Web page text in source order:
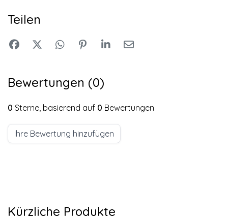
Teilen
Bewertungen (0)
0 Sterne, basierend auf 0 Bewertungen
Ihre Bewertung hinzufügen
Kürzliche Produkte